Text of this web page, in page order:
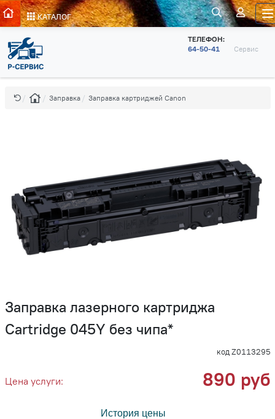
КАТАЛОГ
ТЕЛЕФОН:
64-50-41
Сервис
Заправка Заправка картриджей Canon
Заправка лазерного картриджа
Cartridge 045Y без чипа*
код Z0113295
Цена услуги: 890 руб
История цены